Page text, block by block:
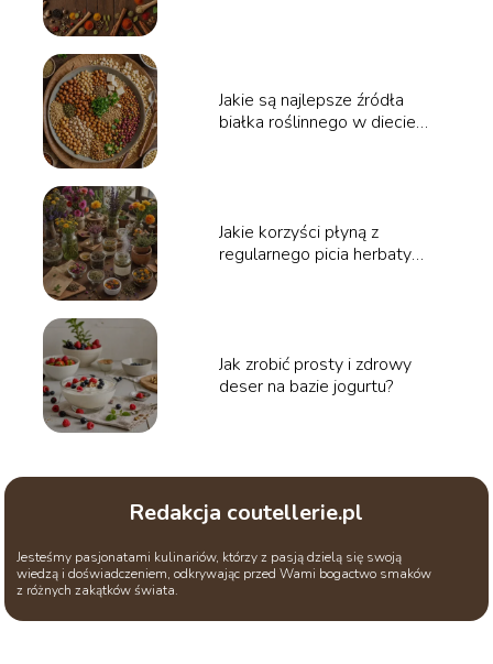
Jakie są najlepsze źródła
białka roślinnego w diecie
Jakie korzyści płyną z
regularnego picia herbaty
Jak zrobić prosty i zdrowy
deser na bazie jogurtu?
Redakcja coutellerie.pl
Jesteśmy pasjonatami kulinariów, którzy z pasją dzielą się swoją
wiedzą i doświadczeniem, odkrywając przed Wami bogactwo smaków
z różnych zakątków świata.